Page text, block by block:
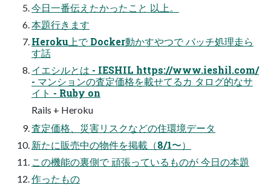
今日一番伝えたかったこと 以上。
本題行きます
Heroku上で Docker動かすやつで バッチ処理走ら
す話
イエシルとは - IESHIL https://www.ieshil.com/
- マンションの査定価格を載せてるカ タログ的なサ
イト - Ruby on
Rails + Heroku
査定価格、災害リスクなどの住環境データ
新たに販売中の物件を掲載（8/1〜）
この機能の裏側で 頑張っているものが 今日の本題
作ったもの